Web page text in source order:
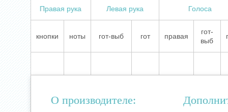
Правая рука Левая рука Голоса
кнопки ноты гот-выб гот правая
гот-
выб
О производителе: